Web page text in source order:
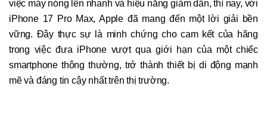
việc máy nóng lên nhanh và hiệu năng giảm dần, thì nay, với
iPhone 17 Pro Max, Apple đã mang đến một lời giải bền
vững. Đây thực sự là minh chứng cho cam kết của hãng
trong việc đưa iPhone vượt qua giới hạn của một chiếc
smartphone thông thường, trở thành thiết bị di động mạnh
mẽ và đáng tin cậy nhất trên thị trường.